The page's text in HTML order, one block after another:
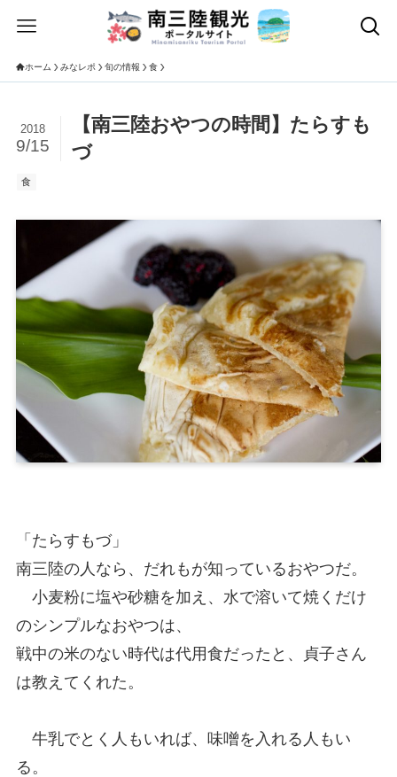
ホーム みなレポ 旬の情報 食
【南三陸おやつの時間】たらすも
づ
2018
9/15
食
「たらすもづ」
南三陸の人なら、だれもが知っているおやつだ。
小麦粉に塩や砂糖を加え、水で溶いて焼くだけ
のシンプルなおやつは、
戦中の米のない時代は代用食だったと、貞子さん
は教えてくれた。
牛乳でとく人もいれば、味噌を入れる人もい
る。